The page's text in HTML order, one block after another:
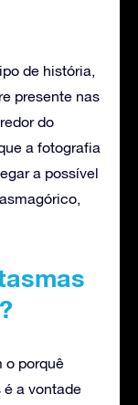
de história,
presente nas
do
a fotografia
a possível
o porquê
a vontade